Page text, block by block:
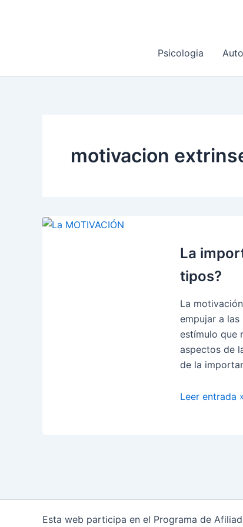
Psicologia
motivacion
La
tipos?
La
empujar a
estímulo que
aspectos de
de la
La
y
tipos?
Leer entrada
Esta web participa en el Programa de